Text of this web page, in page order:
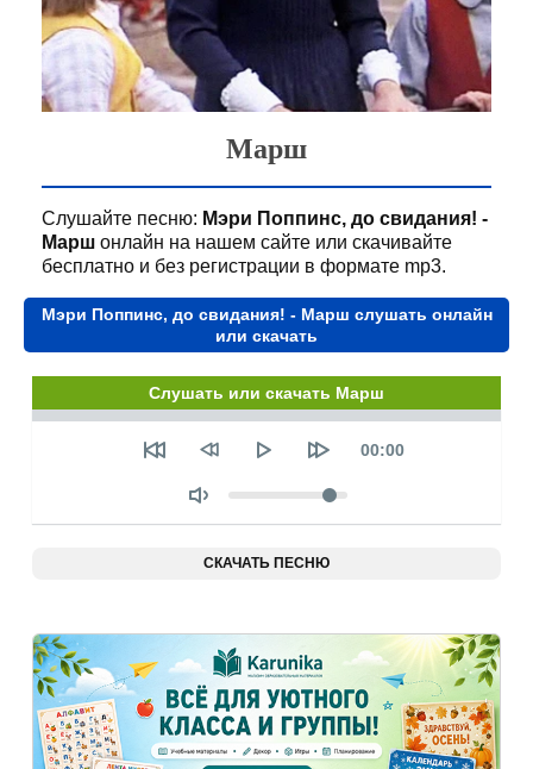
Марш
Слушайте песню: Мэри Поппинс, до свидания! -
Марш онлайн на нашем сайте или скачивайте
бесплатно и без регистрации в формате mp3.
Мэри Поппинс, до свидания! - Марш слушать онлайн
или скачать
Слушать или скачать Марш
Seek
Текущее
00:00
Объем
СКАЧАТЬ ПЕСНЮ